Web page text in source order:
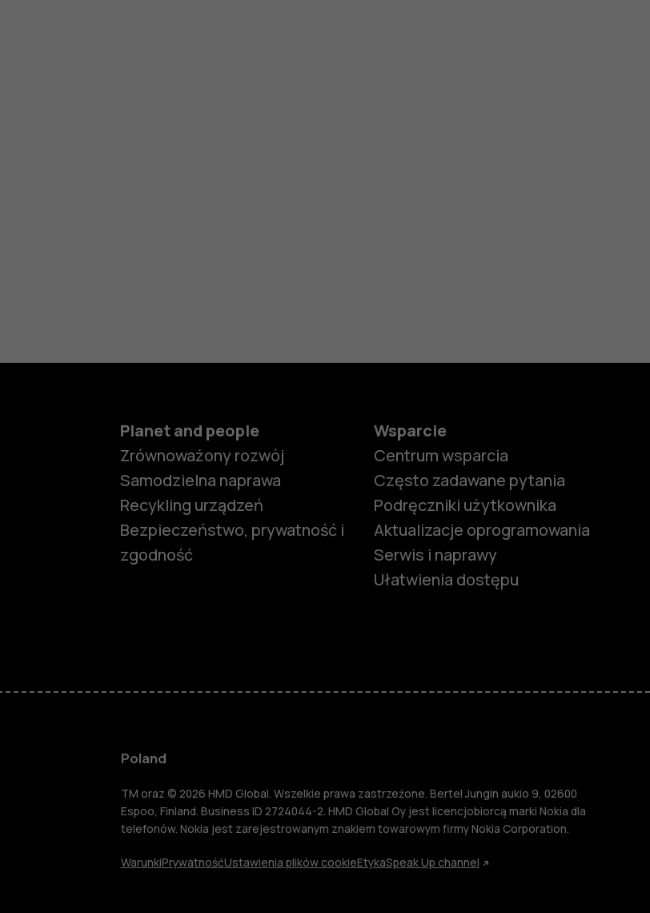
podstawowymi
Akcesoria
HMD Terra M
Tablety
Planet and people
Zrównoważony rozwój
Samodzielna naprawa
Recykling urządzeń
Bezpieczeństwo, prywatność i
zgodność
Wsparcie
Centrum wsparcia
Często zadawane pytania
Podręczniki użytkownika
Aktualizacje oprogramowania
Serwis i naprawy
Ułatwienia dostępu
Poland
TM oraz © 2026 HMD Global. Wszelkie prawa zastrzeżone. Bertel Jungin aukio 9, 02600
Espoo, Finland. Business ID 2724044-2. HMD Global Oy jest licencjobiorcą marki Nokia dla
telefonów. Nokia jest zarejestrowanym znakiem towarowym firmy Nokia Corporation.
WarunkiPrywatnośćUstawienia plików cookieEtykaSpeak Up channel